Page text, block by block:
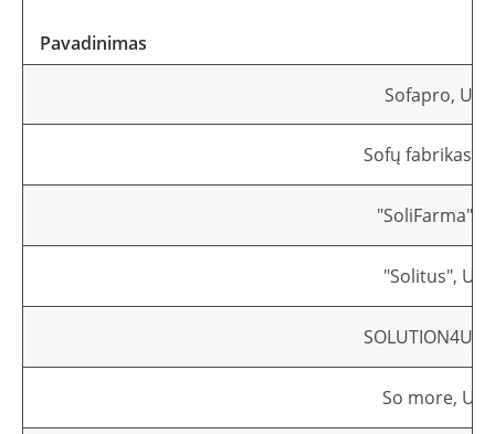
Pavadinimas
Sofapro, UAB
Sofų fabrikas,
"SoliFarma"
"Solitus",
SOLUTION4U,
So more,